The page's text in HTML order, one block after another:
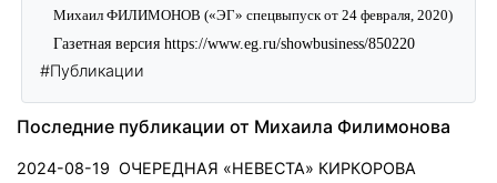
Михаил ФИЛИМОНОВ («ЭГ» спецвыпуск от 24 февраля, 2020)
Газетная версия https://www.eg.ru/showbusiness/850220
#Публикации
Последние публикации от Михаила Филимонова
2024-08-19 ОЧЕРЕДНАЯ «НЕВЕСТА» КИРКОРОВА